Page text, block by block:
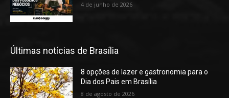
4 de junho de 2026
Últimas notícias de Brasília
8 opções de lazer e gastronomia para o
Dia dos Pais em Brasília
8 de agosto de 2026